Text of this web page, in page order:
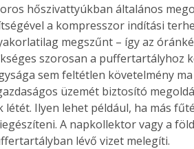
hőszivattyúkban általános
a kompresszor indítási
megszűnt – így az
szorosan a puffertartályhoz
sem feltétlen követelmény
üzemét biztosító
Ilyen lehet például, ha más
A napkollektor vagy a
lévő vizet melegíti.